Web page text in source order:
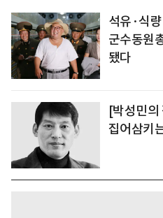
석유·식
군수동원
됐다
[박성민의
집어삼키